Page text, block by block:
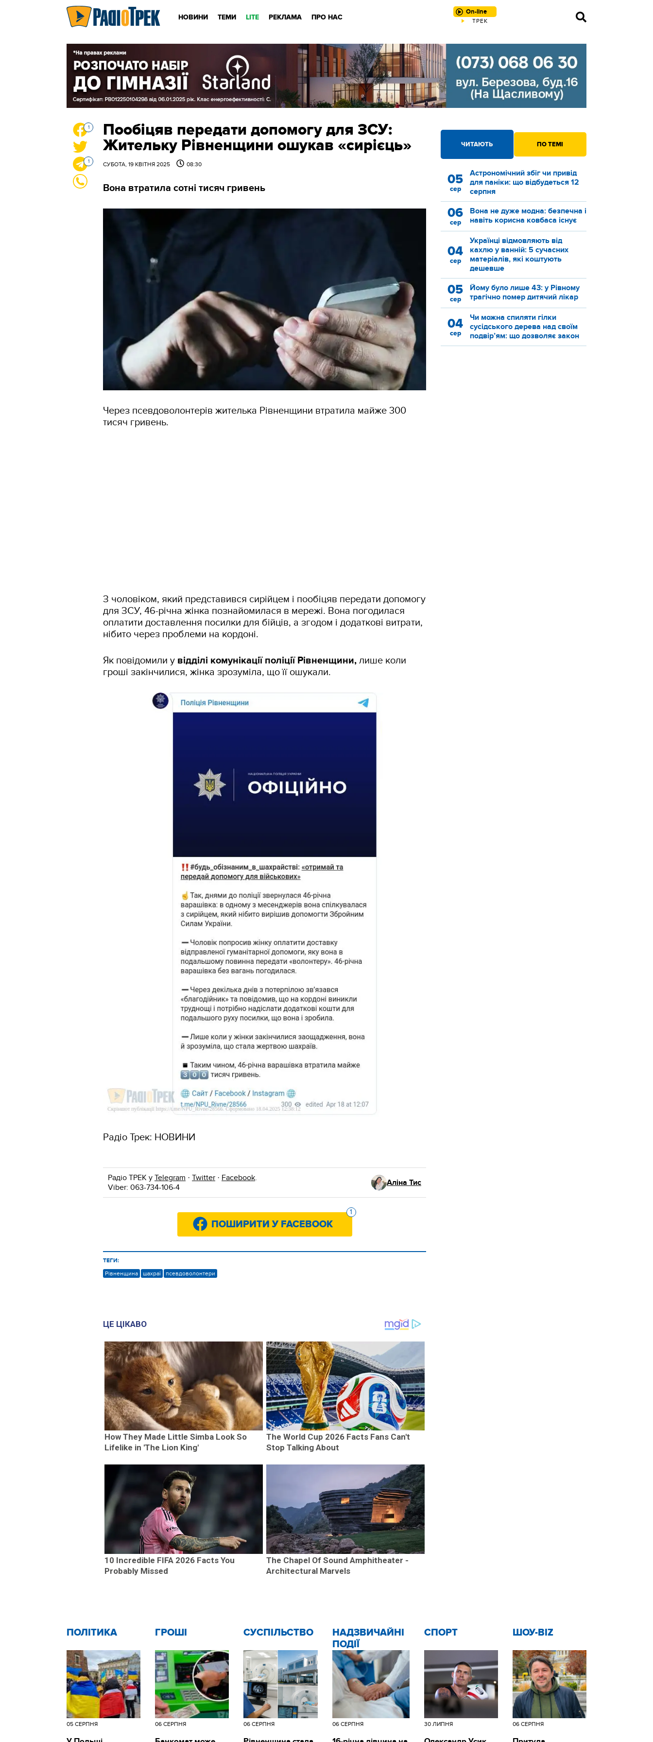
НОВИНИ ТЕМИ LITE РЕКЛАМА ПРО НАС
On-line
ТРЕК
1
1
Пообіцяв передати допомогу для ЗСУ:
Жительку Рівненщини ошукав «сирієць»
СУБОТА, 19 КВІТНЯ 2025 08:30
Вона втратила сотні тисяч гривень
Через псевдоволонтерів жителька Рівненщини втратила майже 300
тисяч гривень.
З чоловіком, який представився сирійцем і пообіцяв передати допомогу
для ЗСУ, 46-річна жінка познайомилася в мережі. Вона погодилася
оплатити доставлення посилки для бійців, а згодом і додаткові витрати,
нібито через проблеми на кордоні.
Як повідомили у відділі комунікації поліції Рівненщини, лише коли
гроші закінчилися, жінка зрозуміла, що її ошукали.
Радіо Трек: НОВИНИ
Радіо ТРЕК у Telegram · Twitter · Facebook.
Viber: 063-734-106-4
Аліна Тис
1
ПОШИРИТИ У FACEBOOK
ТЕГИ:
Рівненщина шахраї псевдоволонтери
ЧИТАЮТЬ ПО ТЕМІ
05
сер
Астрономічний збіг чи привід
для паніки: що відбудеться 12
серпня
06
сер
Вона не дуже модна: безпечна і
навіть корисна ковбаса існує
04
сер
Українці відмовляють від
кахлю у ванній: 5 сучасних
матеріалів, які коштують
дешевше
05
сер
Йому було лише 43: у Рівному
трагічно помер дитячий лікар
04
сер
Чи можна спиляти гілки
сусідського дерева над своїм
подвір’ям: що дозволяє закон
ЦЕ ЦІКАВО
How They Made Little Simba Look So
Lifelike in 'The Lion King'
The World Cup 2026 Facts Fans Can't
Stop Talking About
10 Incredible FIFA 2026 Facts You
Probably Missed
The Chapel Of Sound Amphitheater -
Architectural Marvels
ПОЛІТИКА
05 СЕРПНЯ
ГРОШІ
06 СЕРПНЯ
CУСПІЛЬСТВО
06 СЕРПНЯ
НАДЗВИЧАЙНІ
ПОДІЇ
06 СЕРПНЯ
СПОРТ
30 ЛИПНЯ
ШОУ-BIZ
06 СЕРПНЯ